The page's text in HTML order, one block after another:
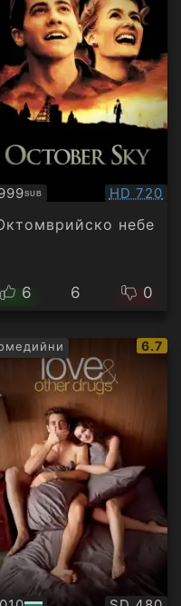
SUB HD 720
небе
6 6 0
IMDb
6.7